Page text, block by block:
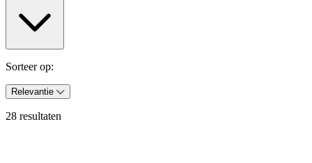
Sorteer op:
Relevantie
28 resultaten